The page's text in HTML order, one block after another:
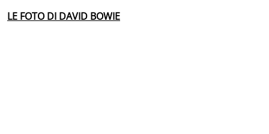
LE FOTO DI DAVID BOWIE